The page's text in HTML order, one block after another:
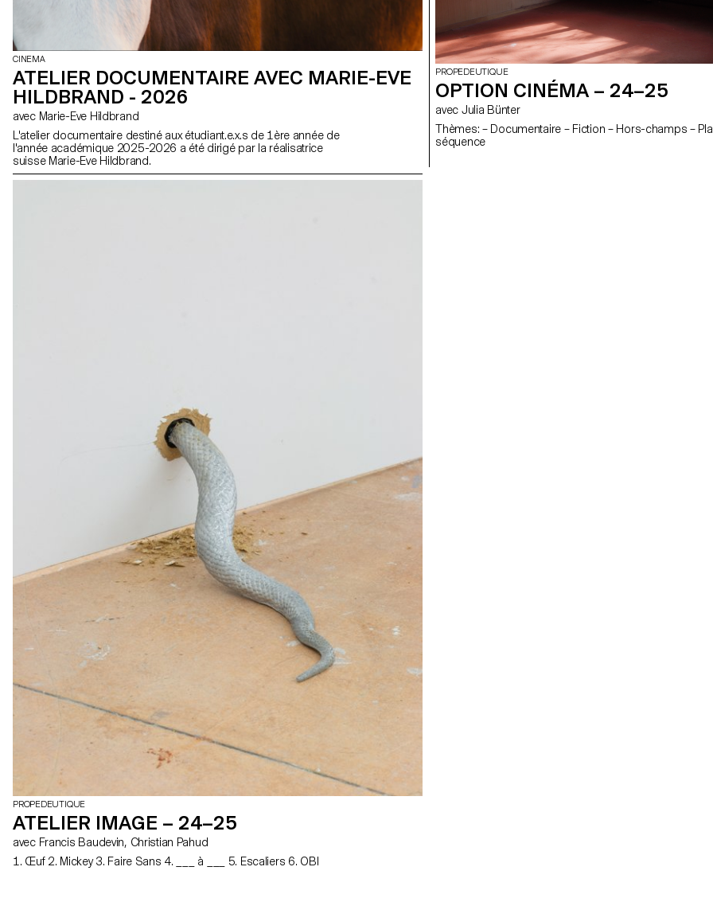
CINEMA
ATELIER DOCUMENTAIRE AVEC MARIE-EVE
HILDBRAND - 2026
avec Marie-Eve Hildbrand
L'atelier documentaire destiné aux étudiant.e.x.s de 1ère année de
l'année académique 2025-2026 a été dirigé par la réalisatrice
suisse Marie-Eve Hildbrand.
PROPEDEUTIQUE
OPTION CINÉMA – 24–25
avec Julia Bünter
Thèmes: – Documentaire – Fiction – Hors-champs –
séquence
PROPEDEUTIQUE
ATELIER IMAGE – 24–25
avec Francis Baudevin, Christian Pahud
1. Œuf 2. Mickey 3. Faire Sans 4. ___ à ___ 5. Escaliers 6. OBI